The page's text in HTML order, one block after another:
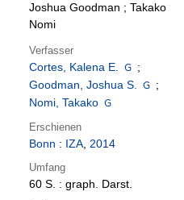
Joshua Goodman ; Takako
Nomi
Verfasser
Cortes, Kalena E.
;
Goodman, Joshua S.
;
Nomi, Takako
Erschienen
Bonn : IZA, 2014
Umfang
60 S. : graph. Darst.